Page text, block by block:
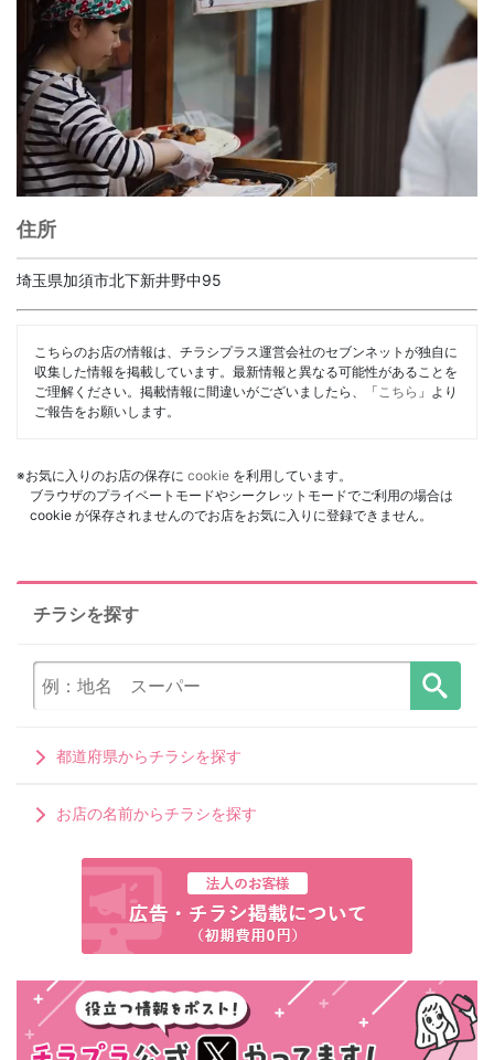
住所
埼玉県加須市北下新井野中95
こちらのお店の情報は、チラシプラス運営会社のセブンネットが独自に
収集した情報を掲載しています。最新情報と異なる可能性があることを
ご理解ください。掲載情報に間違いがございましたら、「 こちら 」より
ご報告をお願いします。
※お気に入りのお店の保存に cookie を利用しています。
ブラウザのプライベートモードやシークレットモードでご利用の場合は
cookie が保存されませんのでお店をお気に入りに登録できません。
チラシを探す
都道府県からチラシを探す
お店の名前からチラシを探す